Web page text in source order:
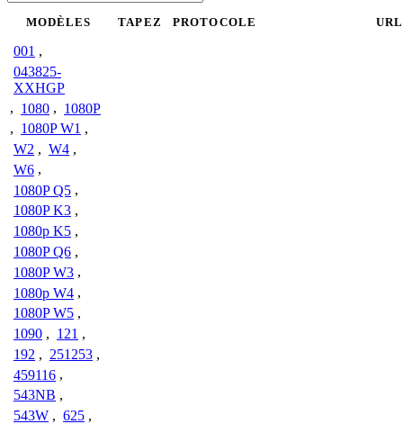
MODÈLES TAPEZ PROTOCOLE URL
001 ,
043825-
XXHGP
, 1080 , 1080P
, 1080P W1 ,
W2 , W4 ,
W6 ,
1080P Q5 ,
1080P K3 ,
1080p K5 ,
1080P Q6 ,
1080P W3 ,
1080p W4 ,
1080P W5 ,
1090 , 121 ,
192 , 251253 ,
459116 ,
543NB ,
543W , 625 ,